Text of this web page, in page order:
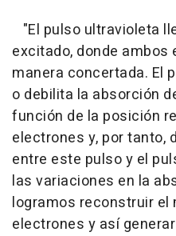
"El pulso ultravioleta
excitado, donde
manera concertada. El
o debilita la absorción
función de la posición
electrones y, por tanto,
entre este pulso y el
las variaciones en la
logramos reconstruir el
electrones y así